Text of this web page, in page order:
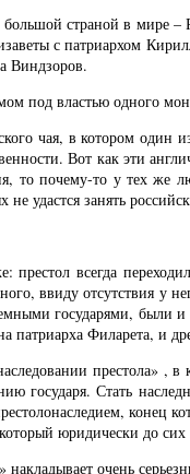
страной в мире
с патриархом
Виндзоров.
под властью одного
чая, в котором
Вот как эти
то почему-то у тех
удастся занять
всегда
ввиду отсутствия у
государями,
Филарета, и
престола»
государя. Стать
юридически до
очень